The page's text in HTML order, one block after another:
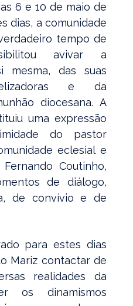
6 e 10 de maio de
dias, a comunidade
tempo de
avivar a
mesma, das suas
e da
diocesana. A
uma expressão
do pastor
eclesial e
Coutinho,
de diálogo,
de convívio e de
para estes dias
Mariz contactar de
realidades da
os dinamismos